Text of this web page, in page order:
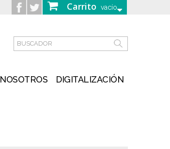
Carrito vacío
NOSOTROS DIGITALIZACIÓN